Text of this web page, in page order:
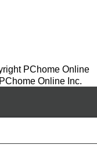
PChome Online
Online Inc.